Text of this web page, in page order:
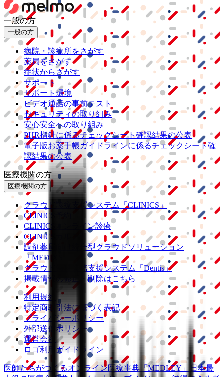
一般の方
一般の方
病院・診療所をさがす
薬局をさがす
症状からさがす
サポート
サポート環境
ビデオ通話の事前テスト
セキュリティの取り組み
安心安全への取り組み
PHR指針に係るチェックシート確認結果の公表
電子版お薬手帳ガイドラインに係るチェックシート確
認結果の公表
医療機関の方
医療機関の方
クラウド診療 支援システム
「CLINICS」
CLINICS予約
CLINICSオンライン診療
CLINICSカルテ
調剤薬局向け統合型クラウドソリューション
「MEDIXS」
クラウド歯科業務支援システム
「Dentis」
掲載情報の修正・削除はこちら
利用規約
特定商取引法に基づく表記
プライバシーポリシー
外部送信ポリシー
運営会社
ロゴ利用ガイドライン
医師たちがつくるオンライン医療事典 「MEDLEY」
日本最